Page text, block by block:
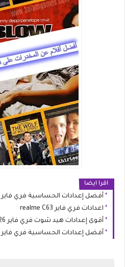
اقرا ايضا
أفضل إعدادات الحساسية فري فاير ITEL A100C
اعدادات فري فاير realme C63
أقوى إعدادات هيد شوت فري فاير 2026 HONOR Play 40 (Plus, 40C, 40S)
أفضل إعدادات الحساسية فري فاير 2026 أوبو OPPO A4 / A4x / A4s